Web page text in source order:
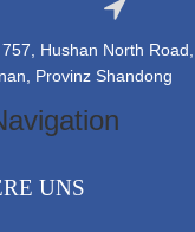
Hushan North
Provinz Shandong
UNS